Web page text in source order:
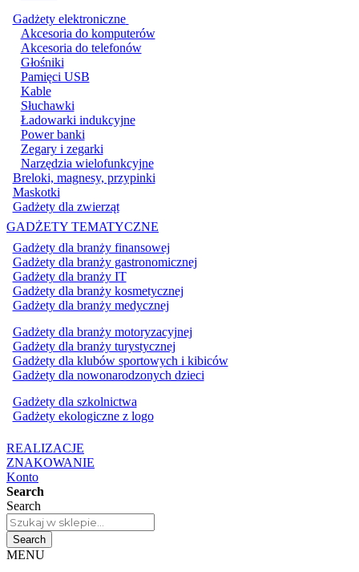
Gadżety elektroniczne
Akcesoria do komputerów
Akcesoria do telefonów
Głośniki
Pamięci USB
Kable
Słuchawki
Ładowarki indukcyjne
Power banki
Zegary i zegarki
Narzędzia wielofunkcyjne
Breloki, magnesy, przypinki
Maskotki
Gadżety dla zwierząt
GADŻETY TEMATYCZNE
Gadżety dla branży finansowej
Gadżety dla branży gastronomicznej
Gadżety dla branży IT
Gadżety dla branży kosmetycznej
Gadżety dla branży medycznej
Gadżety dla branży motoryzacyjnej
Gadżety dla branży turystycznej
Gadżety dla klubów sportowych i kibiców
Gadżety dla nowonarodzonych dzieci
Gadżety dla szkolnictwa
Gadżety ekologiczne z logo
REALIZACJE
ZNAKOWANIE
Konto
Search
Search
Search
MENU